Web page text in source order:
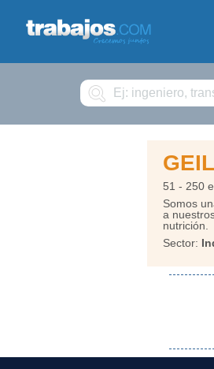
Buscar
GEIL
51 - 250
Somos
a
nutrición.
Sector: